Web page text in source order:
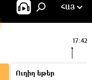
ՀԱՅ
17:42
Ուղիղ եթեր